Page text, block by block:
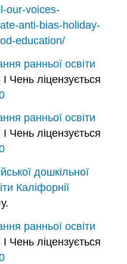
our-voices-
anti-bias-holiday-
education/
ранньої освіти
Чень ліцензується
ранньої освіти
Чень ліцензується
дошкільної
Каліфорнії
ранньої освіти
Чень ліцензується